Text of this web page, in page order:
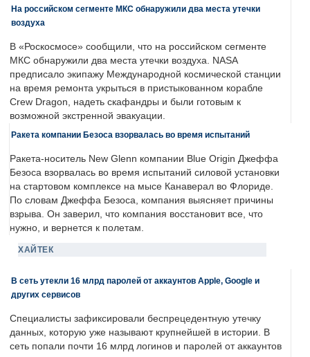
На российском сегменте МКС обнаружили два места утечки
воздуха
В «Роскосмосе» сообщили, что на российском сегменте
МКС обнаружили два места утечки воздуха. NASA
предписало экипажу Международной космической станции
на время ремонта укрыться в пристыкованном корабле
Crew Dragon, надеть скафандры и были готовым к
возможной экстренной эвакуации.
Ракета компании Безоса взорвалась во время испытаний
Ракета-носитель New Glenn компании Blue Origin Джеффа
Безоса взорвалась во время испытаний силовой установки
на стартовом комплексе на мысе Канаверал во Флориде.
По словам Джеффа Безоса, компания выясняет причины
взрыва. Он заверил, что компания восстановит все, что
нужно, и вернется к полетам.
ХАЙТЕК
В сеть утекли 16 млрд паролей от аккаунтов Apple, Google и
других сервисов
Специалисты зафиксировали беспрецедентную утечку
данных, которую уже называют крупнейшей в истории. В
сеть попали почти 16 млрд логинов и паролей от аккаунтов